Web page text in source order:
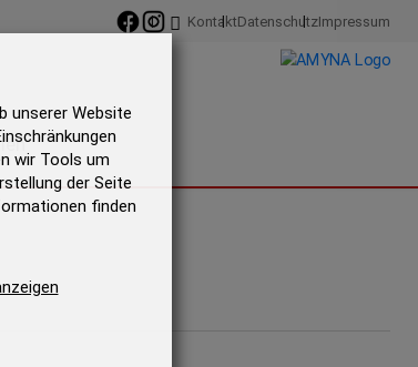
KontaktDatenschutzImpressum
unserer Website
wir Tools um
der Seite
finden